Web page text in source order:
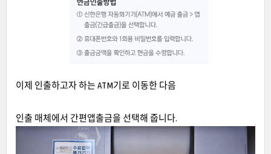
이제 인출하고자 하는 ATM기로 이동한 다음
인출 매체에서 간편앱출금을 선택해 줍니다.